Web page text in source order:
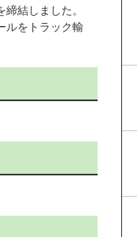
結しました。
ルをトラック輸